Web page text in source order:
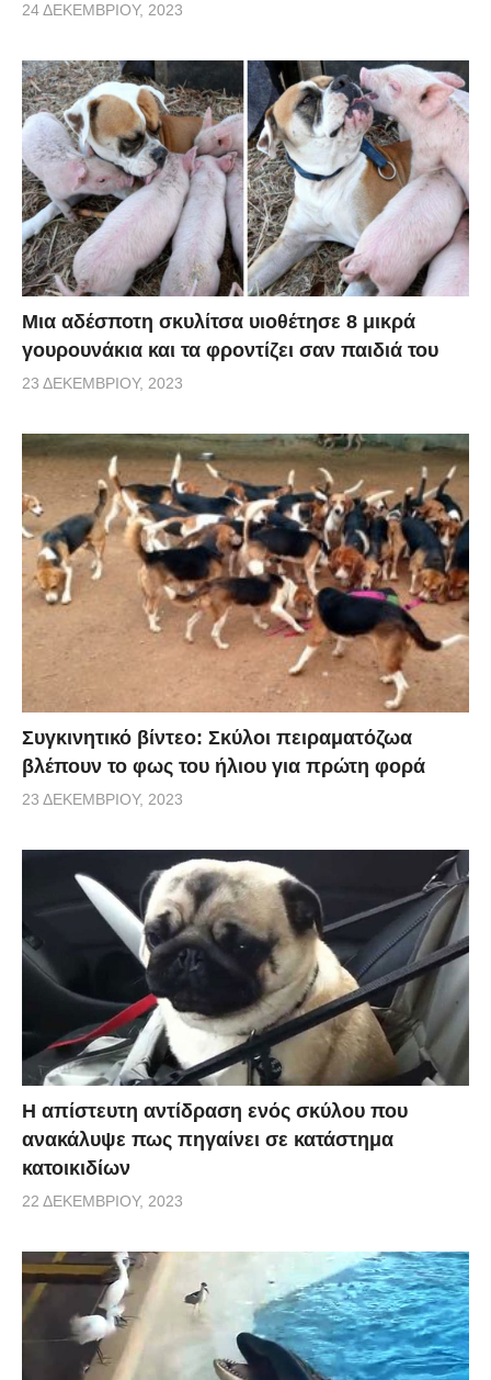
24 ΔΕΚΕΜΒΡΊΟΥ, 2023
Μια αδέσποτη σκυλίτσα υιοθέτησε 8 μικρά
γουρουνάκια και τα φροντίζει σαν παιδιά του
23 ΔΕΚΕΜΒΡΊΟΥ, 2023
Συγκινητικό βίντεο: Σκύλοι πειραματόζωα
βλέπουν το φως του ήλιου για πρώτη φορά
23 ΔΕΚΕΜΒΡΊΟΥ, 2023
Η απίστευτη αντίδραση ενός σκύλου που
ανακάλυψε πως πηγαίνει σε κατάστημα
κατοικιδίων
22 ΔΕΚΕΜΒΡΊΟΥ, 2023